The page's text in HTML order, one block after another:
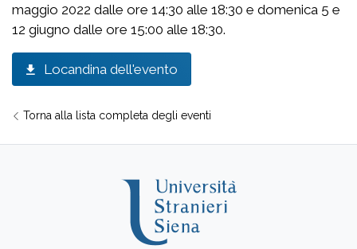
Locandina dell'evento
Torna alla lista completa degli eventi
maggio 2022 dalle ore 14:30 alle 18:30 e domenica 5 e
12 giugno dalle ore 15:00 alle 18:30.